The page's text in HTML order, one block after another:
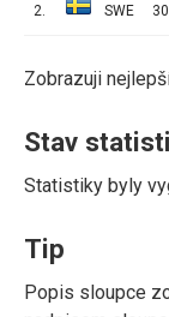
2. SWE 30
Zobrazuji
Stav
Statistiky byly
Tip
Popis sloupce